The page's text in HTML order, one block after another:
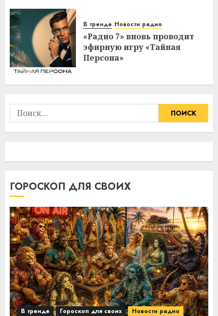
В тренде Новости радио
«Радио 7» вновь проводит
эфирную игру «Тайная
Персона»
Найти:
ГОРОСКОП ДЛЯ СВОИХ
В тренде Гороскоп для своих Новости радио